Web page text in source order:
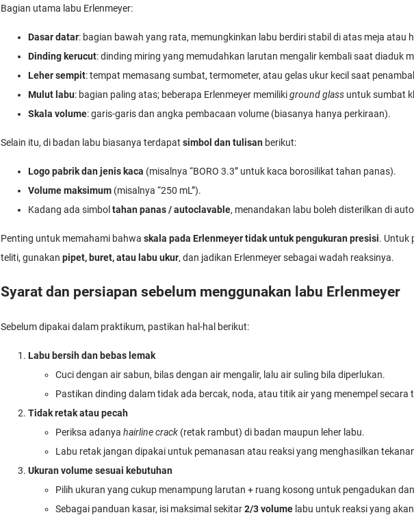
Bagian utama labu Erlenmeyer:
Dasar datar: bagian bawah yang rata, memungkinkan labu berdiri stabil di atas meja atau
Dinding kerucut: dinding miring yang memudahkan larutan mengalir kembali saat diaduk
Leher sempit: tempat memasang sumbat, termometer, atau gelas ukur kecil saat
Mulut labu: bagian paling atas; beberapa Erlenmeyer memilikiground glass untuk sumbat
Skala volume: garis-garis dan angka pembacaan volume (biasanya hanya perkiraan).
Selain itu, di badan labu biasanya terdapat simbol dan tulisan berikut:
Logo pabrik dan jenis kaca (misalnya “BORO 3.3” untuk kaca borosilikat tahan panas).
Volume maksimum (misalnya “250 mL”).
Kadang ada simbol tahan panas / autoclavable, menandakan labu boleh disterilkan di
Penting untuk memahami bahwa skala pada Erlenmeyer tidak untuk pengukuran presisi. Untuk
teliti, gunakan pipet, buret, atau labu ukur, dan jadikan Erlenmeyer sebagai wadah reaksinya.
Syarat dan persiapan sebelum menggunakan labu Erlenmeyer
Sebelum dipakai dalam praktikum, pastikan hal-hal berikut:
Labu bersih dan bebas lemak
Cuci dengan air sabun, bilas dengan air mengalir, lalu air suling bila diperlukan.
Pastikan dinding dalam tidak ada bercak, noda, atau titik air yang menempel secara
Tidak retak atau pecah
Periksa adanya hairline crack (retak rambut) di badan maupun leher labu.
Labu retak jangan dipakai untuk pemanasan atau reaksi yang menghasilkan
Ukuran volume sesuai kebutuhan
Pilih ukuran yang cukup menampung larutan + ruang kosong untuk pengadukan
Sebagai panduan kasar, isi maksimal sekitar2/3 volume labu untuk reaksi yang